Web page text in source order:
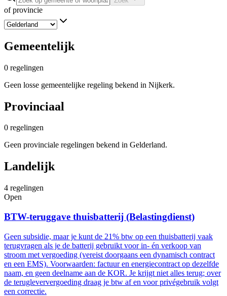
of provincie
Gemeentelijk
0 regelingen
Geen losse gemeentelijke regeling bekend in Nijkerk.
Provinciaal
0 regelingen
Geen provinciale regelingen bekend in Gelderland.
Landelijk
4 regelingen
Open
BTW-teruggave thuisbatterij (Belastingdienst)
Geen subsidie, maar je kunt de 21% btw op een thuisbatterij vaak
terugvragen als je de batterij gebruikt voor in- én verkoop van
stroom met vergoeding (vereist doorgaans een dynamisch contract
en een EMS). Voorwaarden: factuur en energiecontract op dezelfde
naam, en geen deelname aan de KOR. Je krijgt niet alles terug; over
de terugleververgoeding draag je btw af en voor privégebruik volgt
een correctie.